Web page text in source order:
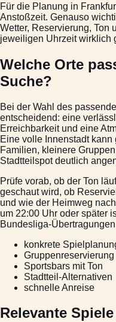
Für die Planung in
Anstoßzeit. Genauso
Wetter, Reservierung, Ton
jeweiligen Uhrzeit wirklich
Welche Orte
Suche?
Bei der Wahl des
entscheidend: eine
Erreichbarkeit und eine
Eine volle Innenstadt
Familien, kleinere
Stadtteilspot deutlich
Prüfe vorab, ob der Ton
geschaut wird, ob
und wie der Heimweg
um 22:00 Uhr oder später
Bundesliga-
konkrete
Gruppenreservierung
Sportsbars mit Ton
Stadtteil-Alternativen
schnelle Anreise
Relevante